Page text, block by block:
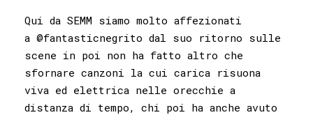
Qui da SEMM siamo molto affezionati
a @fantasticnegrito dal suo ritorno sulle
scene in poi non ha fatto altro che
sfornare canzoni la cui carica risuona
viva ed elettrica nelle orecchie a
distanza di tempo, chi poi ha anche avuto